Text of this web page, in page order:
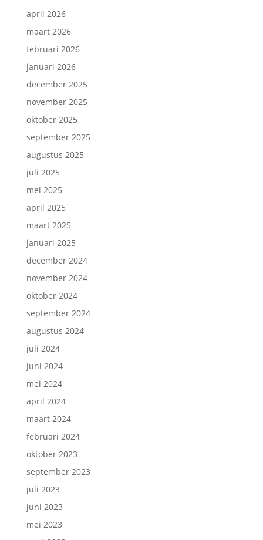
april 2026
maart 2026
februari 2026
januari 2026
december 2025
november 2025
oktober 2025
september 2025
augustus 2025
juli 2025
mei 2025
april 2025
maart 2025
januari 2025
december 2024
november 2024
oktober 2024
september 2024
augustus 2024
juli 2024
juni 2024
mei 2024
april 2024
maart 2024
februari 2024
oktober 2023
september 2023
juli 2023
juni 2023
mei 2023